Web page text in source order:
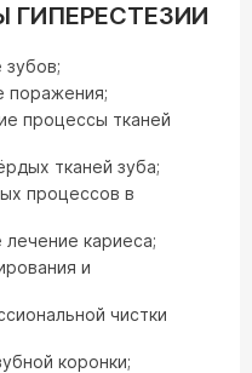
зубов;
поражения;
процессы тканей
тканей зуба;
процессов в
кариеса;
и
чистки
коронки;